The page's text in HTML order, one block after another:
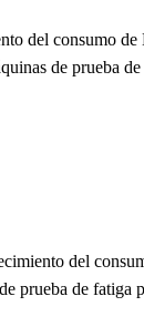
del consumo
de prueba
del
prueba de fatiga